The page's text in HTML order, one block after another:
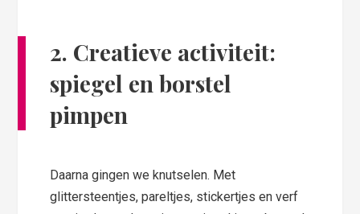
2. Creatieve activiteit:
spiegel en borstel
pimpen
Daarna gingen we knutselen. Met
glittersteentjes, pareltjes, stickertjes en verf